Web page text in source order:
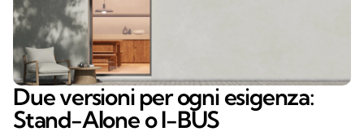
Due versioni per ogni esigenza:
Stand-Alone o I-BUS